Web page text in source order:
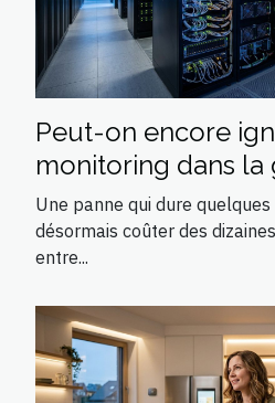
Peut-on encore
monitoring dans la
moderne d’une
Une panne qui dure
désormais coûter des
entre...